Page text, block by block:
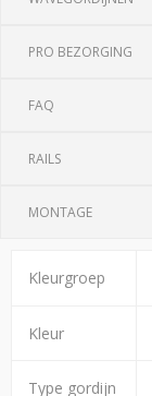
PRO BEZORGING
FAQ
RAILS
MONTAGE
Kleurgroep
Kleur
Type gordijn